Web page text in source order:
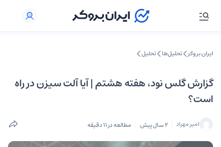
ایران بروکر تحلیل‌ها تحلیل‌
گزارش گلس نود، هفته هشتم | آیا آلت سیزن در راه
است؟
امیر مهراد 2 سال پیش مطالعه در 11 دقیقه